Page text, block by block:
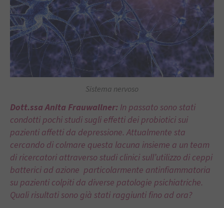
Sistema nervoso
Dott.ssa Anita Frauwallner: In passato sono stati
condotti pochi studi sugli effetti dei probiotici sui
pazienti affetti da depressione. Attualmente sta
cercando di colmare questa lacuna insieme a un team
di ricercatori attraverso studi clinici sull’utilizzo di ceppi
batterici ad azione particolarmente antinfiammatoria
su pazienti colpiti da diverse patologie psichiatriche.
Quali risultati sono già stati raggiunti fino ad ora?